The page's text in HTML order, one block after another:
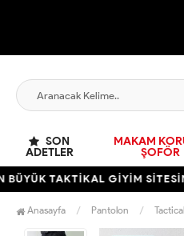
SON
ADETLER
MAKAM
ŞOFÖR
GİYİM SİTESİNE HOŞ
Anasayfa Pantolon